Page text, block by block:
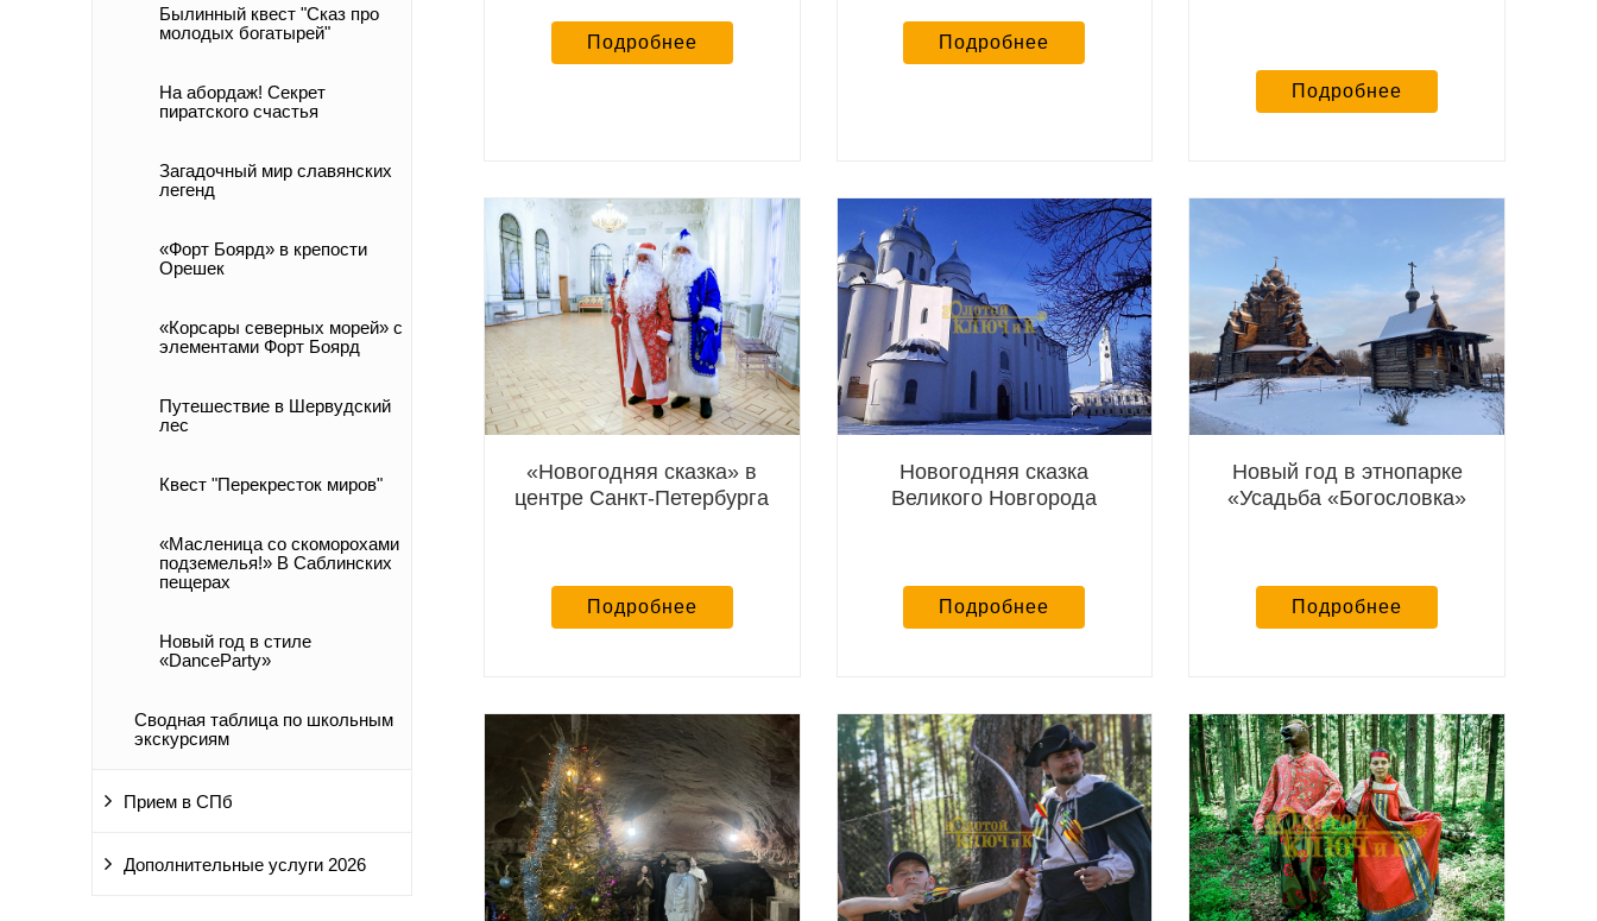
Былинный квест "Сказ про
молодых богатырей"
На абордаж! Секрет
пиратского счастья
Загадочный мир славянских
легенд
«Форт Боярд» в крепости
Орешек
«Корсары северных морей» с
элементами Форт Боярд
Путешествие в Шервудский
лес
Квест "Перекресток миров"
«Масленица со скоморохами
подземелья!» В Саблинских
пещерах
Новый год в стиле
«DanceParty»
Сводная таблица по школьным
экскурсиям
Прием в СПб
Дополнительные услуги 2026
Подробнее Подробнее
Подробнее
«Новогодняя сказка» в
центре Санкт-Петербурга
Подробнее
Новогодняя сказка
Великого Новгорода
Подробнее
Новый год в этнопарке
«Усадьба «Богословка»
Подробнее